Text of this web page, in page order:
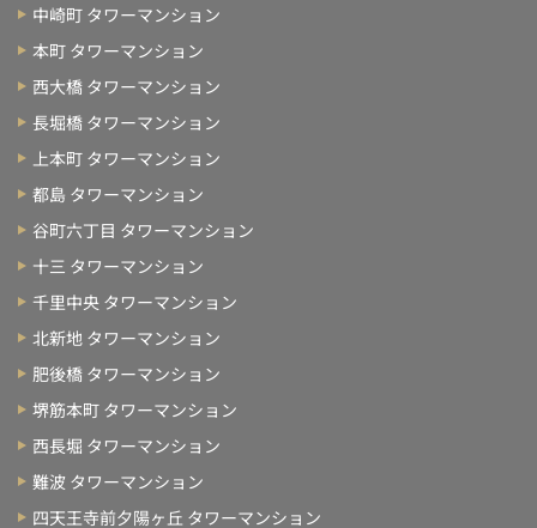
中崎町 タワーマンション
本町 タワーマンション
西大橋 タワーマンション
長堀橋 タワーマンション
上本町 タワーマンション
都島 タワーマンション
谷町六丁目 タワーマンション
十三 タワーマンション
千里中央 タワーマンション
北新地 タワーマンション
肥後橋 タワーマンション
堺筋本町 タワーマンション
西長堀 タワーマンション
難波 タワーマンション
四天王寺前夕陽ヶ丘 タワーマンション